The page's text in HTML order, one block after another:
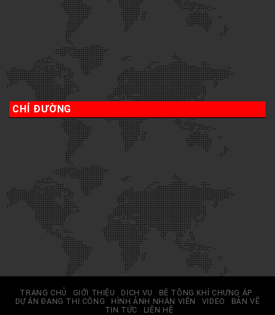
CHỈ ĐƯỜNG
TRANG CHỦ GIỚI THIỆU DỊCH VỤ
BÊ TÔNG KHÍ CHƯNG ÁP
DỰ ÁN ĐANG THI CÔNG
HÌNH ẢNH NHÂN VIÊN VIDEO
BẢN VẼ
TIN TỨC
LIÊN HỆ